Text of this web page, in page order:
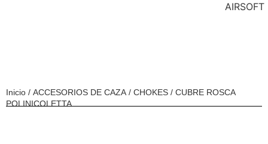
AIRSOFT
Inicio / ACCESORIOS DE CAZA / CHOKES / CUBRE ROSCA
POLINICOLETTA